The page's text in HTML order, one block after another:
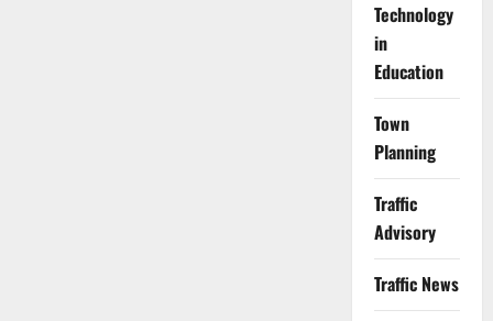
Technology
in
Education
Town
Planning
Traffic
Advisory
Traffic News